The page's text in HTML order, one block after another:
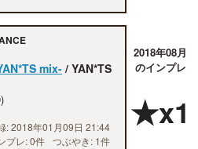
mix- / YAN*TS
: 2018年01月09日 21:44
プレ: 0件 つぶやき: 1件
2018年08月
のインプレ
★x1